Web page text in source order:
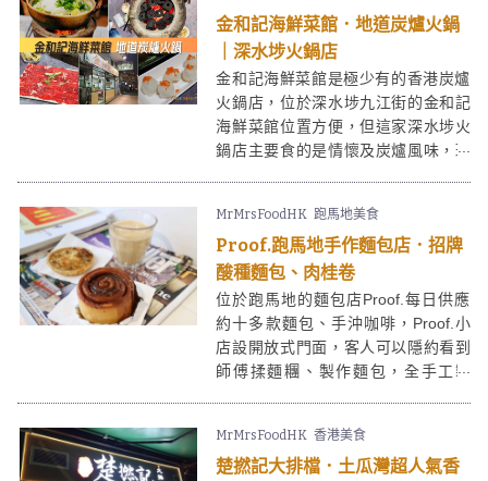
牌、自家製甜品等都充滿驚喜。喜歡
這類型咖啡店的朋友不要錯過！
金和記海鮮菜館．地道炭爐火鍋
｜深水埗火鍋店
金和記海鮮菜館是極少有的香港炭爐
火鍋店，位於深水埗九江街的金和記
海鮮菜館位置方便，但這家深水埗火
鍋店主要食的是情懷及炭爐風味，環
港買少見少，加上金和記海鮮菜館用
料頗新鮮，價格合理，未到冬天，已
經有不少人相約「圍爐」呢。
MrMrsFoodHK 跑馬地美食
Proof.跑馬地手作麵包店．招牌
酸種麵包、肉桂卷
位於跑馬地的麵包店Proof.每日供應
約十多款麵包、手沖咖啡，Proof.小
店設開放式門面，客人可以隱約看到
師傅揉麵糰、製作麵包，全手工製
卷等深受喜愛，後者更被譽為全港最
好吃之一。如果喜歡麵包的朋友，可
MrMrsFoodHK 香港美食
楚撚記大排檔．土瓜灣超人氣香